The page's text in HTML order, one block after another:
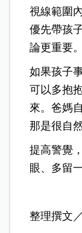
視線範圍
優先帶孩
論更重要。
如果孩子
可以多抱
來。爸媽
那是很自
提高警覺
眼、多留
整理撰文